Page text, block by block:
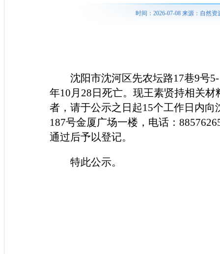
时间：2026-07-08 来源：自然
沈阳市沈河区先农坛路17巷9号
年10月28日死亡。现王素贤持相关
者，请于公示之日起15个工作日内
187号金厦广场一楼，电话：
通过后予以登记。
特此公示。